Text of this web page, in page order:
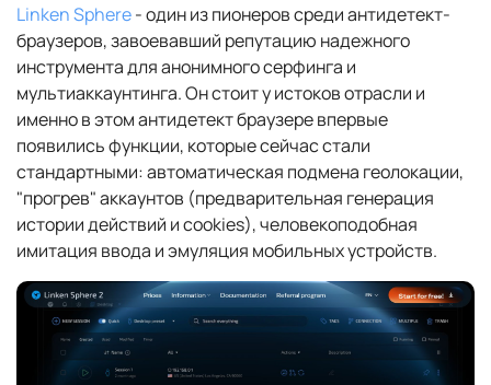
Linken Sphere- один из пионеров среди антидетект-
браузеров, завоевавший репутацию надежного
инструмента для анонимного серфинга и
мультиаккаунтинга. Он стоит у истоков отрасли и
именно в этом антидетект браузере впервые
появились функции, которые сейчас стали
стандартными: автоматическая подмена геолокации,
"прогрев" аккаунтов (предварительная генерация
истории действий и cookies), человекоподобная
имитация ввода и эмуляция мобильных устройств.